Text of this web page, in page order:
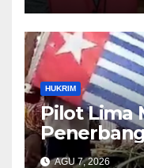
Kejari
HUKRIM
Pilot Lima
Ditembak
AGU 7, 2026